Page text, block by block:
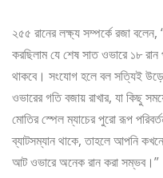
২৫৫ রানের লক্ষ্য সম্পর্কে রজা
করছিলাম যে শেষ সাত ওভারে ১৮
থাকবে। সংযোগ হলে বল সত্যিই উড়ে
ওভারের গতি বজায় রাখার, যা কিছু
মোতির স্পেল ম্যাচের পুরো রূপ
ব্যাটসম্যান থাকে, তাহলে আপনি
আট ওভারে অনেক রান করা সম্ভব।”